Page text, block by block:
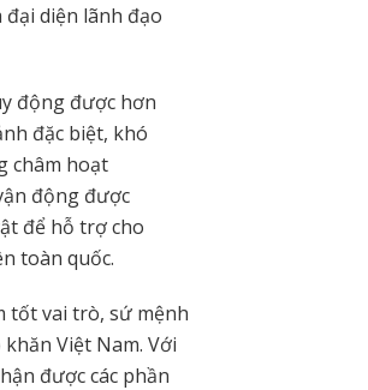
diện lãnh đạo
động được hơn
đặc biệt, khó
châm hoạt
động được
để hỗ trợ cho
toàn quốc.
tốt vai trò, sứ mệnh
Việt Nam. Với
được các phần